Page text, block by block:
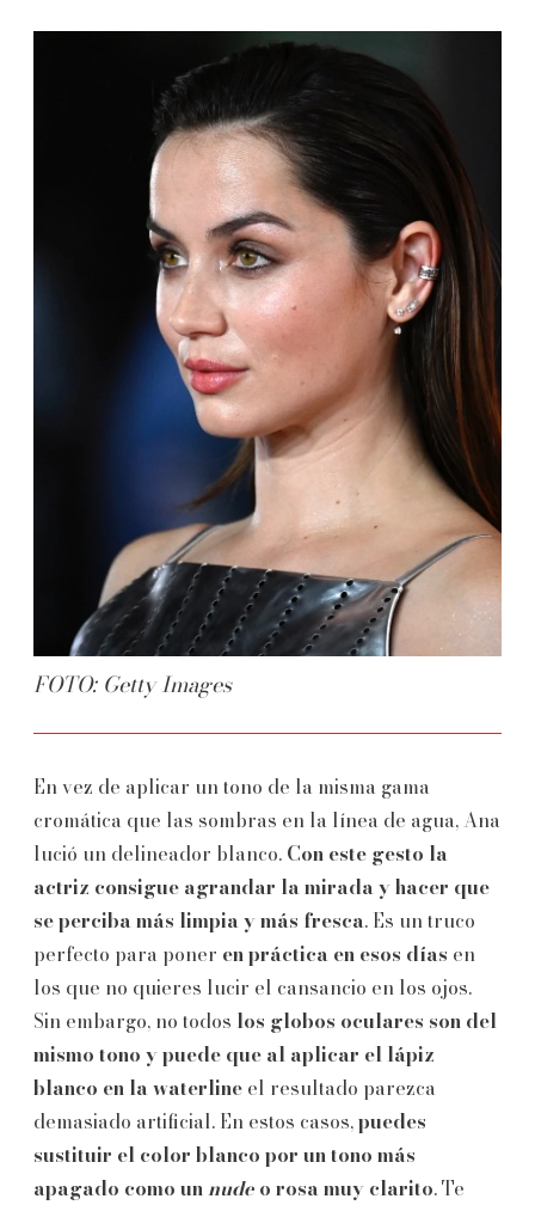
FOTO: Getty Images
En vez de aplicar un tono de la misma gama
cromática que las sombras en la línea de agua, Ana
lució un delineador blanco. Con este gesto la
actriz consigue agrandar la mirada y hacer que
se perciba más limpia y más fresca. Es un truco
perfecto para poner en práctica en esos días en
los que no quieres lucir el cansancio en los ojos.
Sin embargo, no todos los globos oculares son del
mismo tono y puede que al aplicar el lápiz
blanco en la waterline el resultado parezca
demasiado artificial. En estos casos,puedes
sustituir el color blanco por un tono más
apagado como unnude o rosa muy clarito. Te